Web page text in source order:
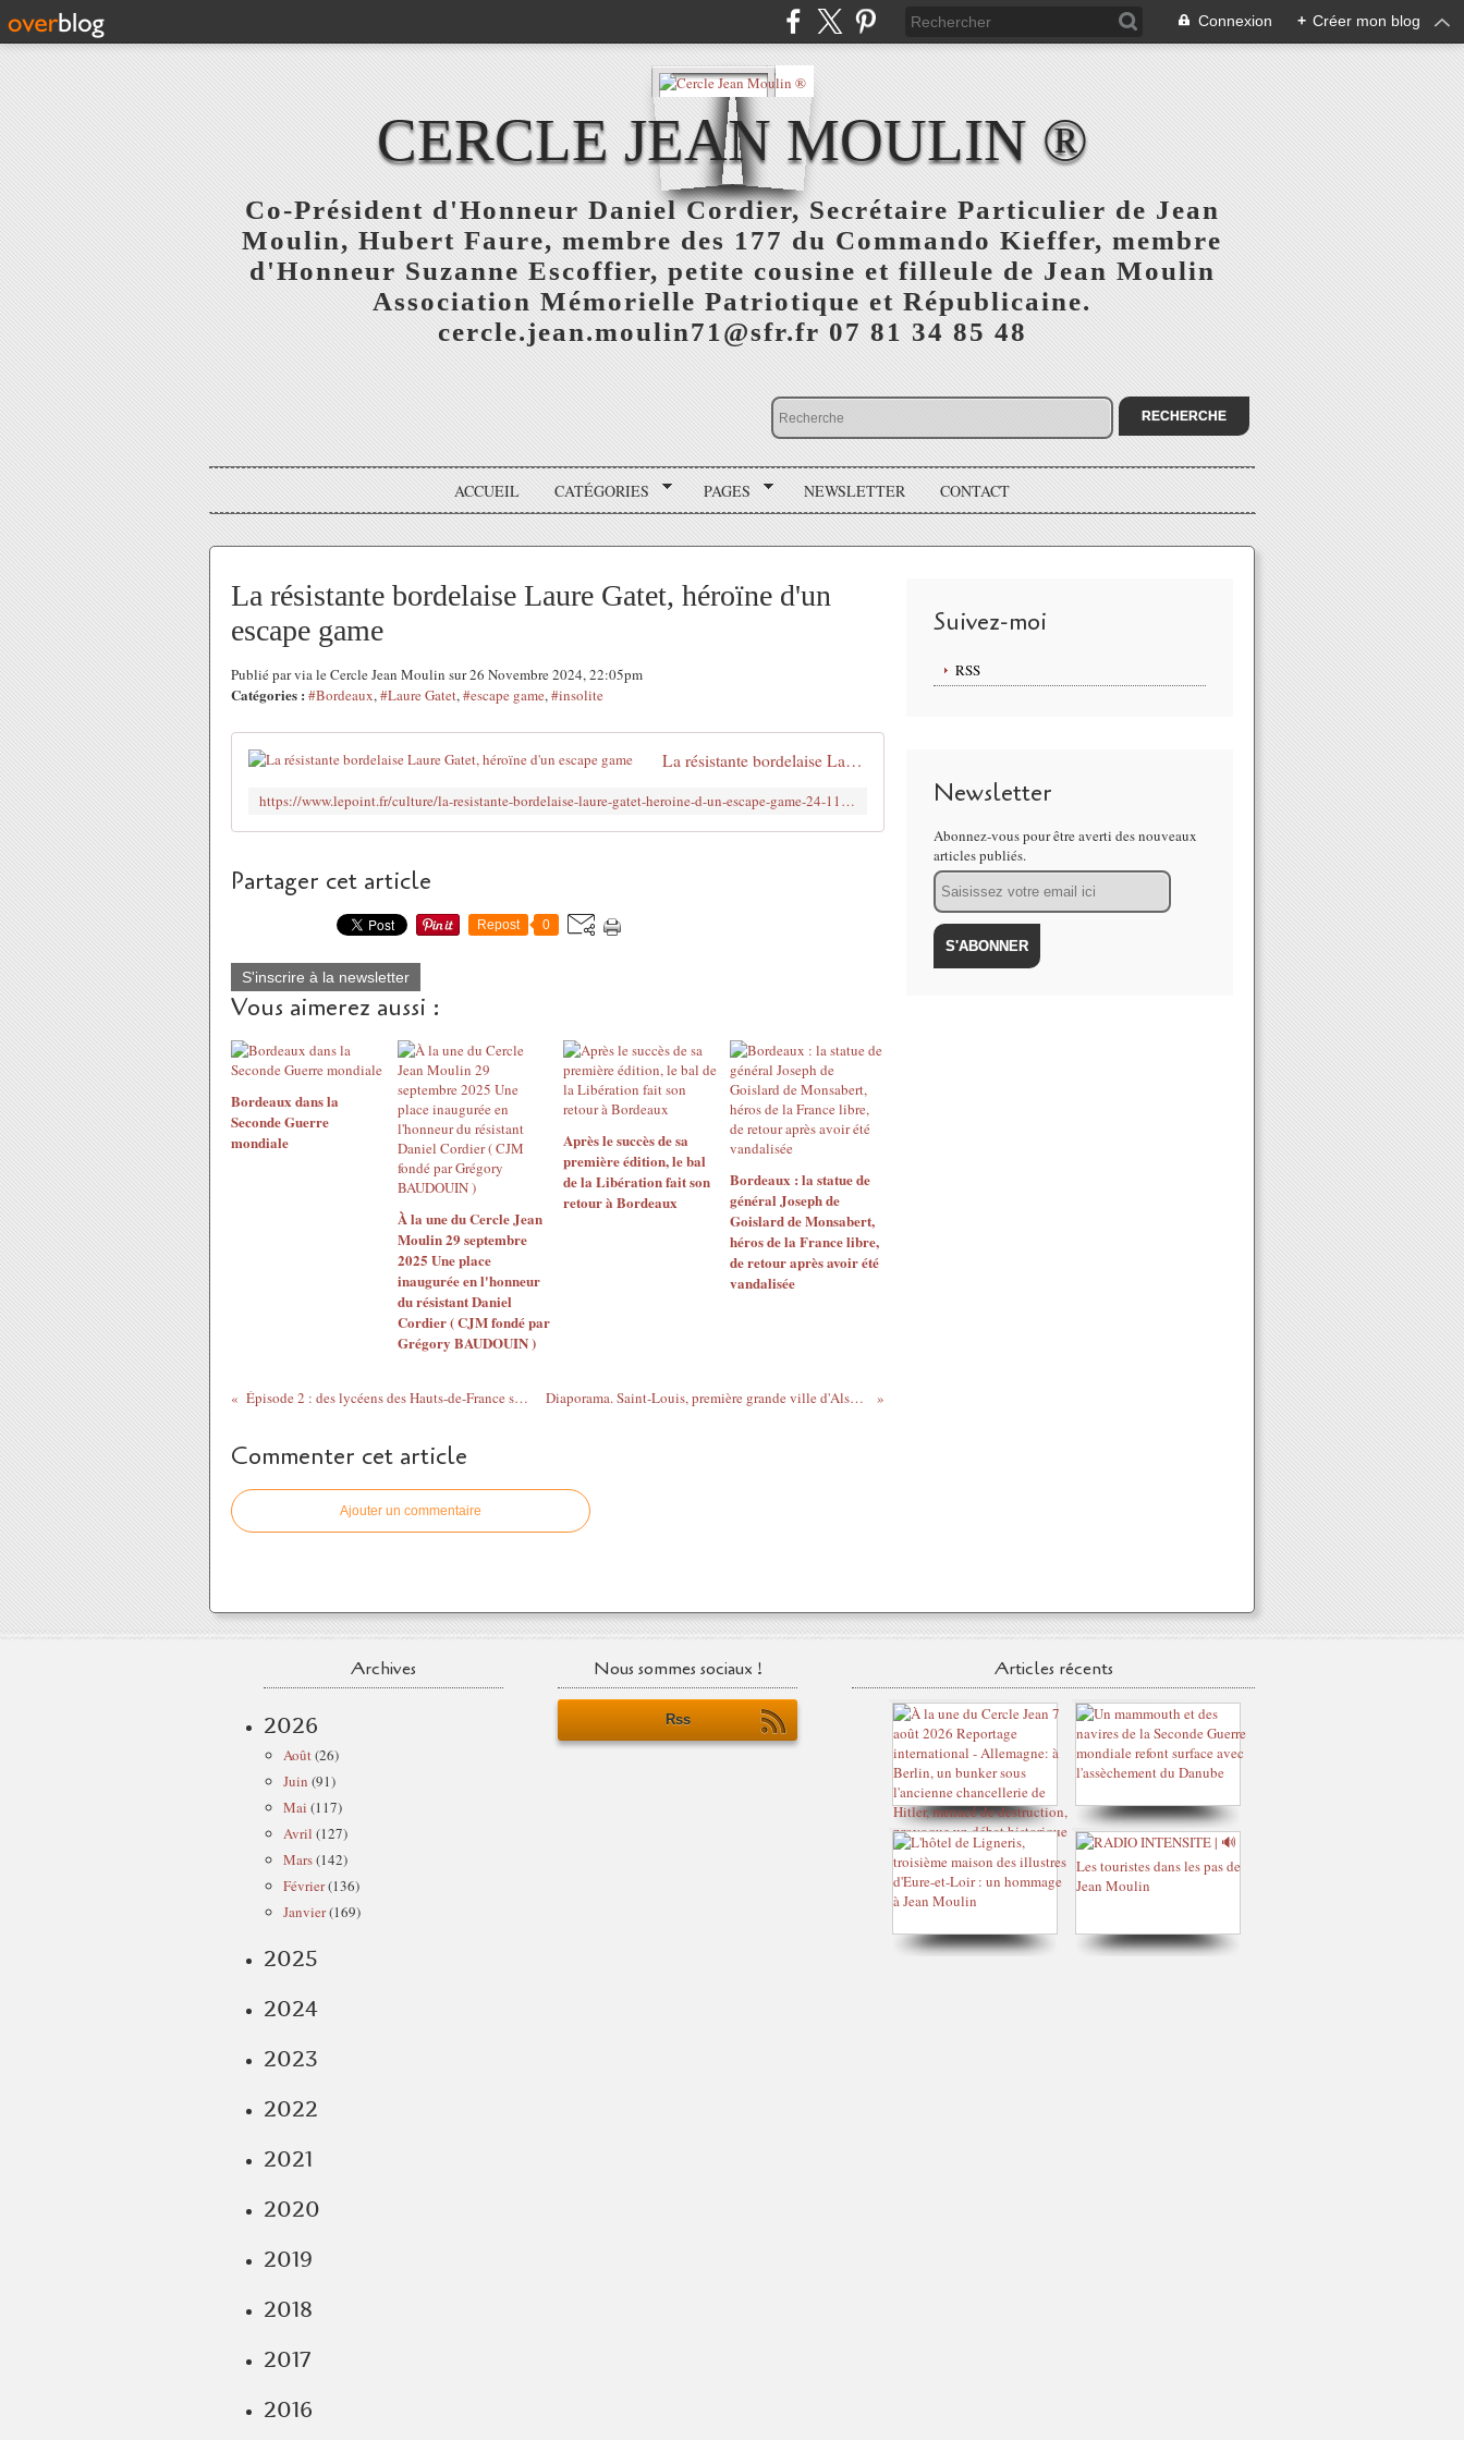
Connexion + Créer mon blog
CERCLE JEAN MOULIN ®
Co-Président d'Honneur Daniel Cordier, Secrétaire Particulier de Jean
Moulin, Hubert Faure, membre des 177 du Commando Kieffer, membre
d'Honneur Suzanne Escoffier, petite cousine et filleule de Jean Moulin
Association Mémorielle Patriotique et Républicaine.
cercle.jean.moulin71@sfr.fr 07 81 34 85 48
ACCUEIL CATÉGORIES PAGES NEWSLETTER CONTACT
La résistante bordelaise Laure Gatet, héroïne d'un
escape game
Publié par via le Cercle Jean Moulin sur 26 Novembre 2024, 22:05pm
Catégories : #Bordeaux,#Laure Gatet,#escape game,#insolite
La résistante bordelaise Laure Gatet, héroïne d'un escape game
https://www.lepoint.fr/culture/la-resistante-bordelaise-laure-gatet-heroine-d-un-escape-game-24-11-2024-2576145_3.php
Partager cet article
Repost 0
S'inscrire à la newsletter
Vous aimerez aussi :
Bordeaux dans la
Seconde Guerre
mondiale
À la une du Cercle Jean
Moulin 29 septembre
2025 Une place
inaugurée en l'honneur
du résistant Daniel
Cordier ( CJM fondé par
Grégory BAUDOUIN )
Après le succès de sa
première édition, le bal
de la Libération fait son
retour à Bordeaux
Bordeaux : la statue de
général Joseph de
Goislard de Monsabert,
héros de la France libre,
de retour après avoir été
vandalisée
Épisode 2 : des lycéens des Hauts-de-France sur les traces des déportés à Auschwitz Diaporama. Saint-Louis, première grande ville d'Alsace libérée : les images de novembre 1944
Commenter cet article
Ajouter un commentaire
Suivez-moi
RSS
Newsletter
Abonnez-vous pour être averti des nouveaux
articles publiés.
Email
Archives
2026
Août(26)
Juin (91)
Mai (117)
Avril (127)
Mars(142)
Février(136)
Janvier(169)
2025
2024
2023
2022
2021
2020
2019
2018
2017
2016
Nous sommes sociaux !
Rss
Articles récents